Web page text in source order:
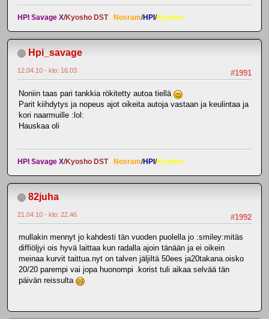
HPI Savage X/Kyosho DST Nosram/HPI /Kyosho
Hpi_savage
#1991
12.04.10 - klo: 16.03
Noniin taas pari tankkia rökitetty autoa tiellä
Parit kiihdytys ja nopeus ajot oikeita autoja vastaan ja keulintaa ja
kori naarmuille :lol:
Hauskaa oli
HPI Savage X/Kyosho DST Nosram/HPI/Kyosho
82juha
#1992
21.04.10 - klo: 22.46
mullakin mennyt jo kahdesti tän vuoden puolella jo :smiley:mitäs
diffiöljyi ois hyvä laittaa kun radalla ajoin tänään ja ei oikein
meinaa kurvit taittua.nyt on talven jäljiltä 50ees ja20takana.oisko
20/20 parempi vai jopa huonompi .korist tuli aikaa selvää tän
päivän reissulta